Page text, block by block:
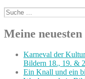
Suche
nach:
Meine
Karneval der
Bildern 18., 19. &
Ein Knall und ein